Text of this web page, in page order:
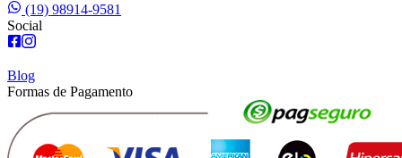
(19) 98914-9581
Social
Blog
Formas de Pagamento